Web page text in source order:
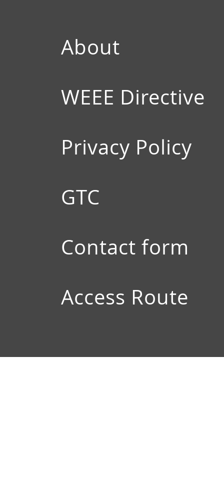
About
WEEE Directive
Privacy Policy
GTC
Contact form
Access Route